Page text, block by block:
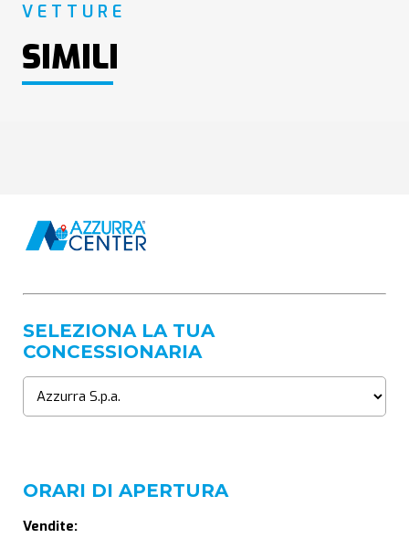
VETTURE
SIMILI
SELEZIONA LA TUA
CONCESSIONARIA
ORARI DI APERTURA
Vendite: